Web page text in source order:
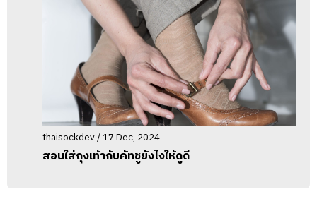
thaisockdev / 17 Dec, 2024
สอนใส่ถุงเท้ากับคัทชูยังไงให้ดูดี